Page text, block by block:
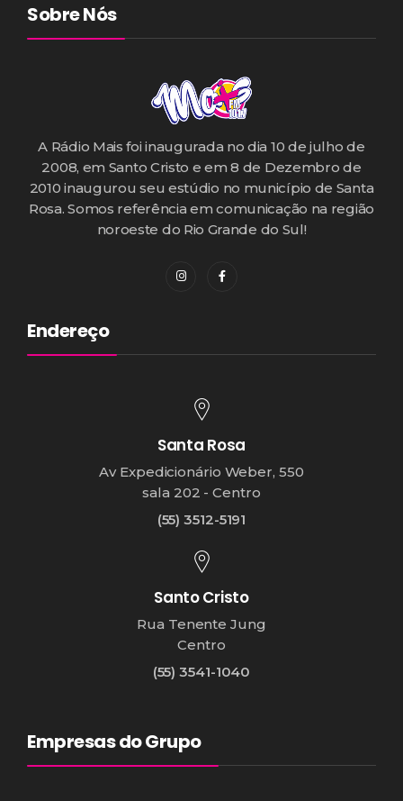
Sobre Nós
A Rádio Mais foi inaugurada no dia 10 de julho de
2008, em Santo Cristo e em 8 de Dezembro de
2010 inaugurou seu estúdio no município de Santa
Rosa. Somos referência em comunicação na região
noroeste do Rio Grande do Sul!
Endereço
Santa Rosa
Av Expedicionário Weber, 550
sala 202 - Centro
(55) 3512-5191
Santo Cristo
Rua Tenente Jung
Centro
(55) 3541-1040
Empresas do Grupo